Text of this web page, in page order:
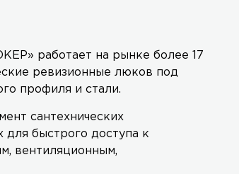
работает на рынке более 17
ревизионные люков под
профиля и стали.
сантехнических
для быстрого доступа к
вентиляционным,